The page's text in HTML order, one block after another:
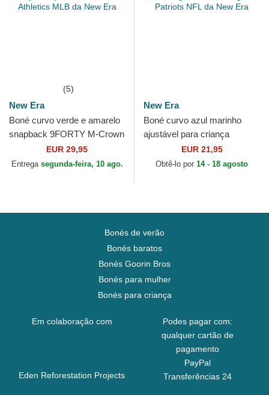
(5)
New Era
Boné curvo verde e amarelo
snapback 9FORTY M-Crown
Player Replica da Oakland
Athletics MLB da New...
EUR 29,95
Entrega segunda-feira, 10 ago.
New Era
Boné curvo azul marinho
ajustável para criança
9FORTY The League da New
England Patriots NFL da...
EUR 21,95
Obtê-lo por 14 - 18 agosto
Bonés de verão
Bonés baratos
Bonés Goorin Bros
Bonés para mulher
Bonés para criança
Em colaboração com
Eden Reforestation Projects
Podes pagar com:
qualquer cartão de
pagamento
PayPal
Transferências 24